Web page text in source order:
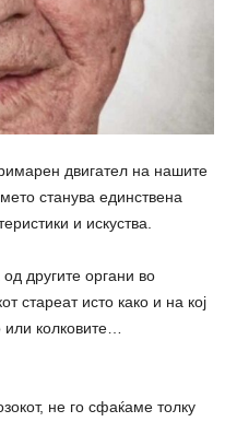
двигател на нашите
станува единствена
и искуства.
другите органи во
стареат исто како и на кој
колковите…
не го сфаќаме толку